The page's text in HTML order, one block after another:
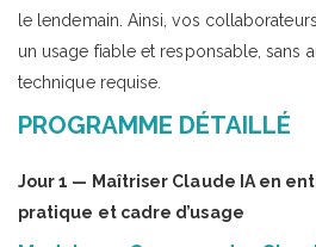
le lendemain. Ainsi, vos
un usage fiable et responsable, sans
technique requise.
PROGRAMME DÉTAILLÉ
Jour 1 — Maîtriser Claude IA en
pratique et cadre d’usage